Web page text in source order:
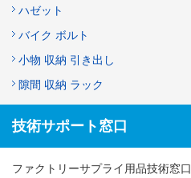
ハゼット
バイク ボルト
小物 収納 引き出し
隙間 収納 ラック
技術サポート窓口
ファクトリーサプライ用品技術窓口